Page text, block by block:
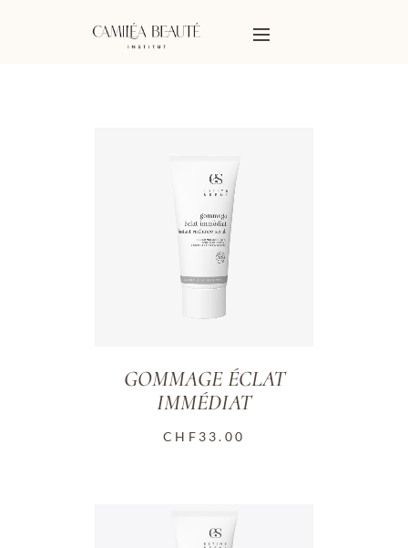
GOMMAGE ÉCLAT
IMMÉDIAT
CHF 33.00